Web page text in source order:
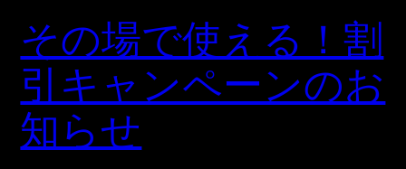
その場で使える！割
引キャンペーンのお
知らせ